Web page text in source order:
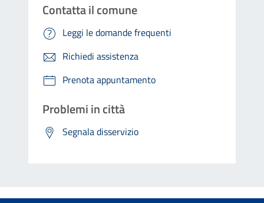
Contatta il comune
Leggi le domande frequenti
Richiedi assistenza
Prenota appuntamento
Problemi in città
Segnala disservizio